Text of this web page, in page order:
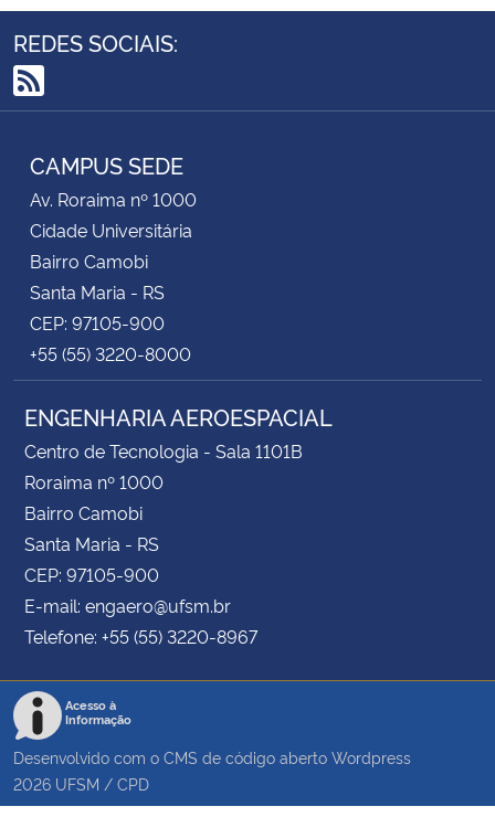
REDES SOCIAIS:
RSS
CAMPUS SEDE
Av. Roraima nº 1000
Cidade Universitária
Bairro Camobi
Santa Maria - RS
CEP: 97105-900
+55 (55) 3220-8000
ENGENHARIA AEROESPACIAL
Centro de Tecnologia - Sala 1101B
Roraima nº 1000
Bairro Camobi
Santa Maria - RS
CEP: 97105-900
E-mail: engaero@ufsm.br
Telefone: +55 (55) 3220-8967
Acesso à
Informação
Desenvolvido com o CMS de código aberto Wordpress
2026 UFSM / CPD